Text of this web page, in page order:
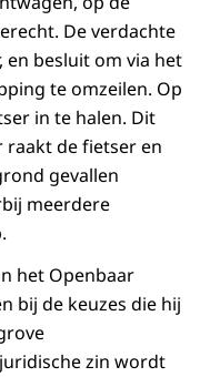
De verdachte
en besluit om via het
te omzeilen. Op
in te halen. Dit
raakt de fietser en
gevallen
meerdere
het Openbaar
bij de keuzes die hij
zin wordt